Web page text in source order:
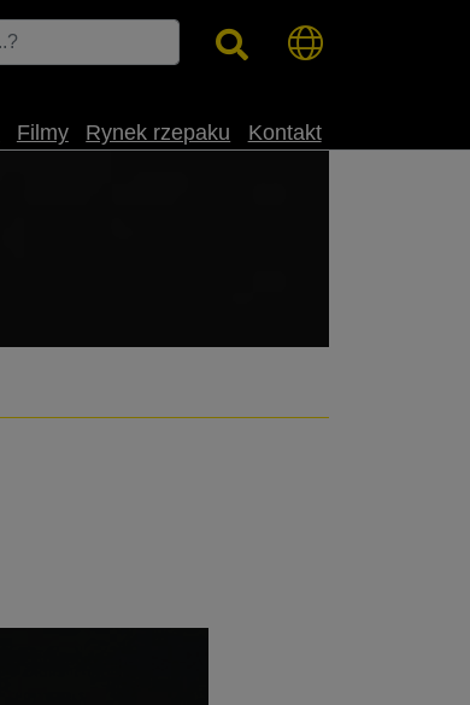
Filmy Rynek rzepaku Kontakt